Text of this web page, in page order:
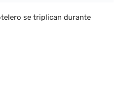
se triplican durante